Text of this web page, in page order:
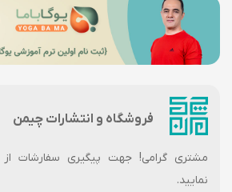
فروشگاه و انتشارات چیمن
مشتری گرامی! جهت پیگیری سفارشات از
نمایید.